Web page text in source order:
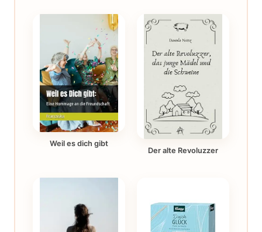
Weil es dich gibt
Der alte Revoluzzer